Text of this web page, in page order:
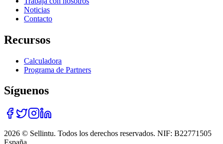
Noticias
Contacto
Recursos
Calculadora
Programa de Partners
Síguenos
2026 © Sellintu. Todos los derechos reservados. NIF: B22771505